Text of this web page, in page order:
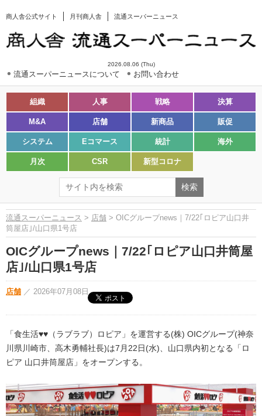
商人舎公式サイト 月刊商人舎 流通スーパーニュース
2026.08.06 (Thu)
流通スーパーニュースについて お問い合わせ
組織 人事 戦略 決算
M&A 店舗 新商品 販促
システム Eコマース 統計 海外
月次 CSR 新型コロナ
流通スーパーニュース > 店舗 > OICグループnews｜7/22｢ロピア山口井
筒屋店｣/山口県1号店
OICグループnews｜7/22｢ロピア山口井筒屋
店｣/山口県1号店
店舗 ／ 2026年07月08日
「食生活♥♥（ラブラブ）ロピア」を運営する(株) OICグループ(神奈
川県川崎市、高木勇輔社長)は7月22日(水)、山口県内初となる「ロ
ピア 山口井筒屋店」をオープンする。